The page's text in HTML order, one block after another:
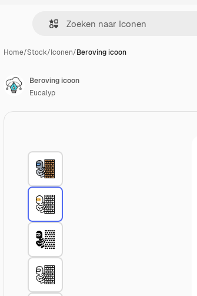
Home/Stock/Iconen/Beroving icoon
Beroving icoon
Eucalyp